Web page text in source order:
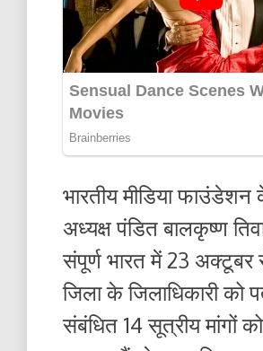
भारतीय मीडिया फाउंडेशन
अध्यक्ष पंडित बालकृष्ण
संपूर्ण भारत में 23 अक्टूबर
जिला के जिलाधिकारी को
संबंधित 14 सूत्रीय मांगों